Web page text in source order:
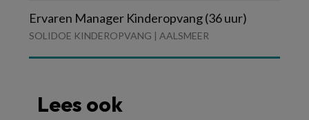
Ervaren Manager Kinderopvang (36 uur)
SOLIDOE KINDEROPVANG | AALSMEER
Lees ook